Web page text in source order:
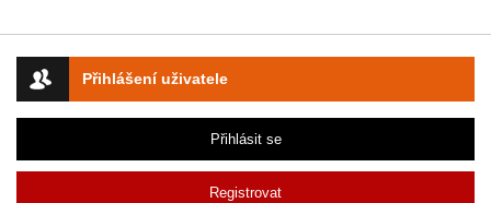
Přihlášení uživatele
Přihlásit se
Registrovat